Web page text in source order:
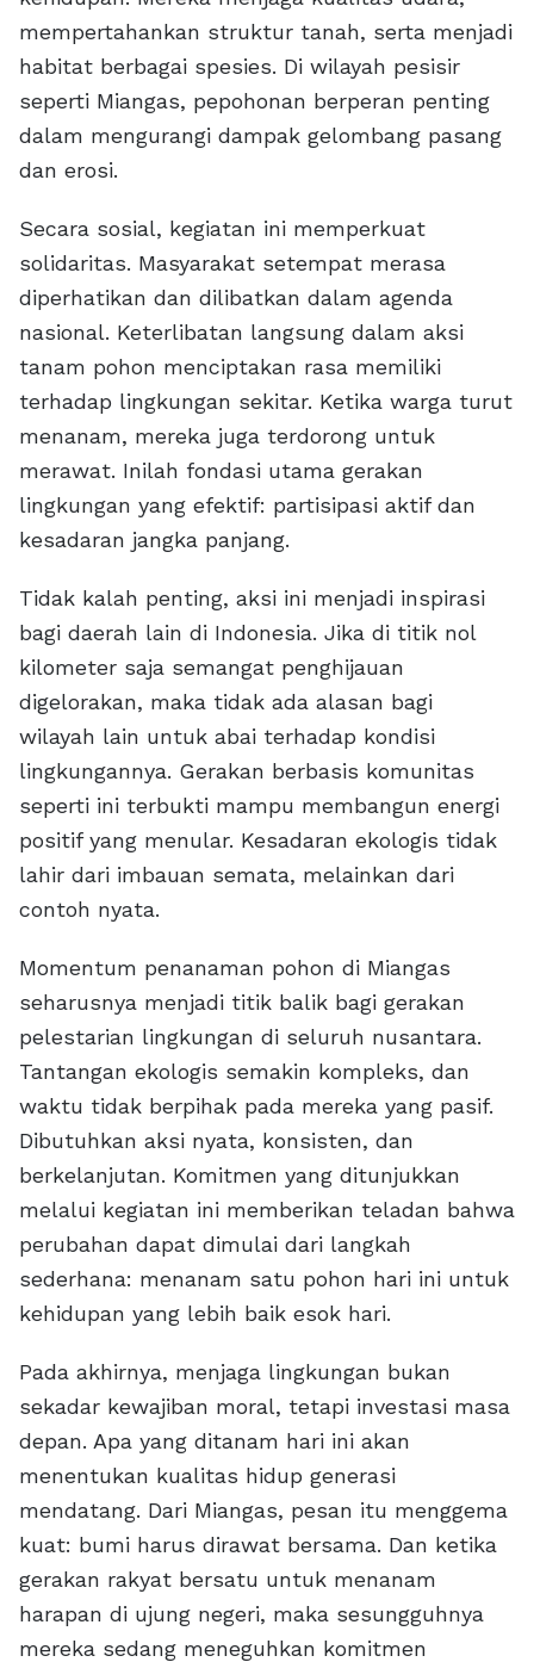
mempertahankan struktur tanah, serta menjadi
habitat berbagai spesies. Di wilayah pesisir
seperti Miangas, pepohonan berperan penting
dalam mengurangi dampak gelombang pasang
dan erosi.
Secara sosial, kegiatan ini memperkuat
solidaritas. Masyarakat setempat merasa
diperhatikan dan dilibatkan dalam agenda
nasional. Keterlibatan langsung dalam aksi
tanam pohon menciptakan rasa memiliki
terhadap lingkungan sekitar. Ketika warga turut
menanam, mereka juga terdorong untuk
merawat. Inilah fondasi utama gerakan
lingkungan yang efektif: partisipasi aktif dan
kesadaran jangka panjang.
Tidak kalah penting, aksi ini menjadi inspirasi
bagi daerah lain di Indonesia. Jika di titik nol
kilometer saja semangat penghijauan
digelorakan, maka tidak ada alasan bagi
wilayah lain untuk abai terhadap kondisi
lingkungannya. Gerakan berbasis komunitas
seperti ini terbukti mampu membangun energi
positif yang menular. Kesadaran ekologis tidak
lahir dari imbauan semata, melainkan dari
contoh nyata.
Momentum penanaman pohon di Miangas
seharusnya menjadi titik balik bagi gerakan
pelestarian lingkungan di seluruh nusantara.
Tantangan ekologis semakin kompleks, dan
waktu tidak berpihak pada mereka yang pasif.
Dibutuhkan aksi nyata, konsisten, dan
berkelanjutan. Komitmen yang ditunjukkan
melalui kegiatan ini memberikan teladan bahwa
perubahan dapat dimulai dari langkah
sederhana: menanam satu pohon hari ini untuk
kehidupan yang lebih baik esok hari.
Pada akhirnya, menjaga lingkungan bukan
sekadar kewajiban moral, tetapi investasi masa
depan. Apa yang ditanam hari ini akan
menentukan kualitas hidup generasi
mendatang. Dari Miangas, pesan itu menggema
kuat: bumi harus dirawat bersama. Dan ketika
gerakan rakyat bersatu untuk menanam
harapan di ujung negeri, maka sesungguhnya
mereka sedang meneguhkan komitmen